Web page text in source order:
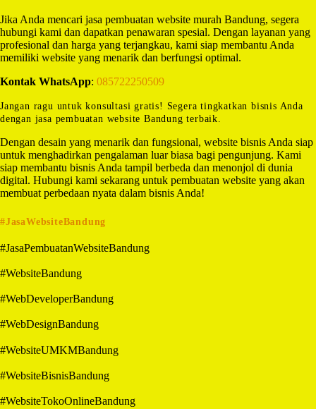
Jika Anda mencari jasa pembuatan website murah Bandung, segera
hubungi kami dan dapatkan penawaran spesial. Dengan layanan yang
profesional dan harga yang terjangkau, kami siap membantu Anda
memiliki website yang menarik dan berfungsi optimal.
Kontak WhatsApp: 085722250509
Jangan ragu untuk konsultasi gratis! Segera tingkatkan bisnis Anda
dengan jasa pembuatan website Bandung terbaik.
Dengan desain yang menarik dan fungsional, website bisnis Anda siap
untuk menghadirkan pengalaman luar biasa bagi pengunjung. Kami
siap membantu bisnis Anda tampil berbeda dan menonjol di dunia
digital. Hubungi kami sekarang untuk pembuatan website yang akan
membuat perbedaan nyata dalam bisnis Anda!
#JasaWebsiteBandung
#JasaPembuatanWebsiteBandung
#WebsiteBandung
#WebDeveloperBandung
#WebDesignBandung
#WebsiteUMKMBandung
#WebsiteBisnisBandung
#WebsiteTokoOnlineBandung